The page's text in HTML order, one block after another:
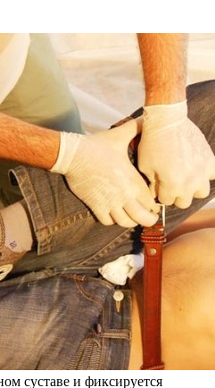
суставе и фиксируется